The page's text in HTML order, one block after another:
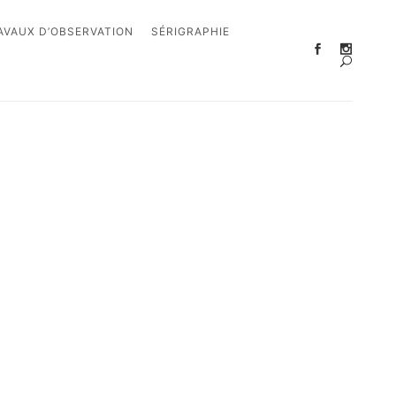
D’OBSERVATION SÉRIGRAPHIE